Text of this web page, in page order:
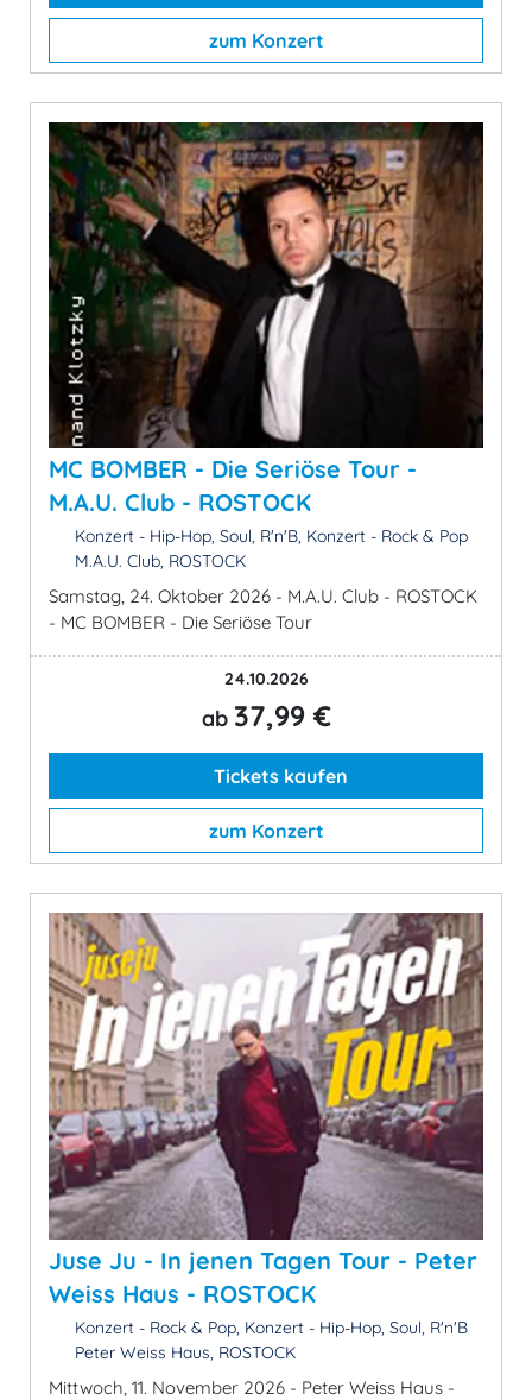
zum Konzert
MC BOMBER - Die Seriöse Tour -
M.A.U. Club - ROSTOCK
Konzert - Hip-Hop, Soul, R'n'B, Konzert - Rock & Pop
M.A.U. Club, ROSTOCK
Samstag, 24. Oktober 2026 - M.A.U. Club - ROSTOCK
- MC BOMBER - Die Seriöse Tour
24.10.2026
ab 37,99 €
Tickets kaufen
zum Konzert
Juse Ju - In jenen Tagen Tour - Peter
Weiss Haus - ROSTOCK
Konzert - Rock & Pop, Konzert - Hip-Hop, Soul, R'n'B
Peter Weiss Haus, ROSTOCK
Mittwoch, 11. November 2026 - Peter Weiss Haus -